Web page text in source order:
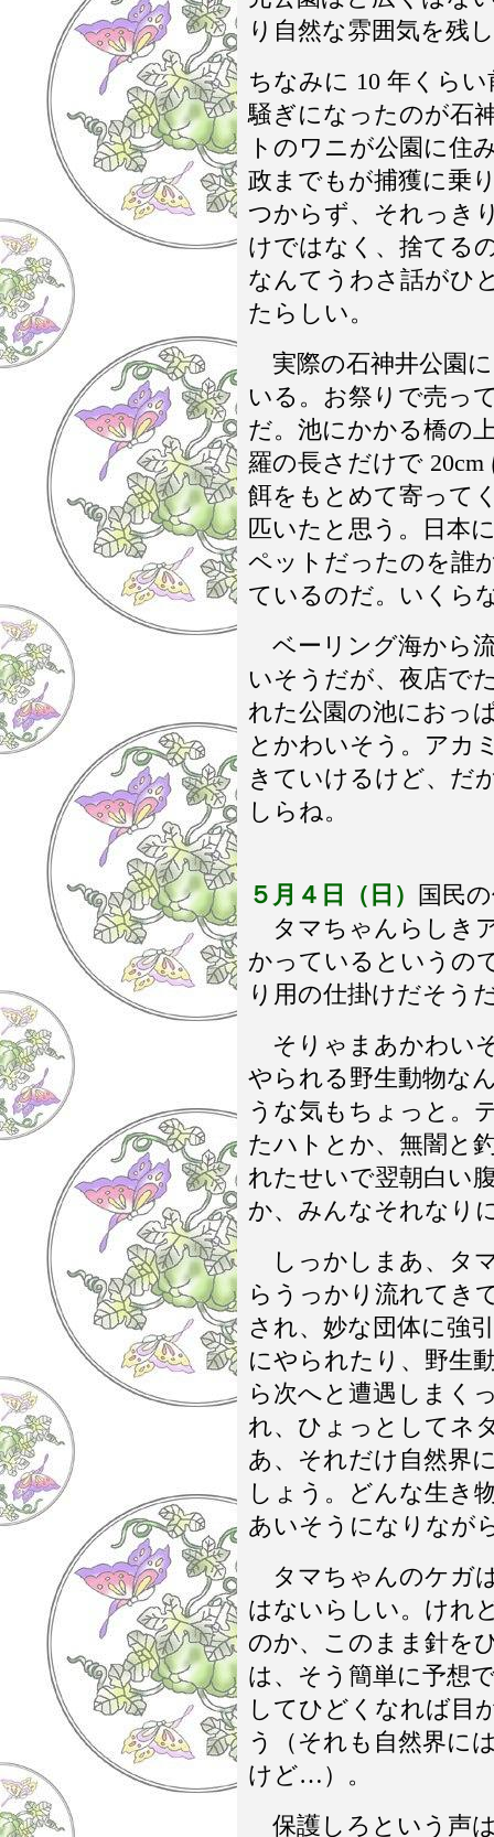
り自然な雰囲気を残
ちなみに 10 年くら
騒ぎになったのが石
トのワニが公園に住
政までもが捕獲に乗
つからず、それっき
けではなく、捨てる
なんてうわさ話がひ
たらしい。
実際の石神井公園
いる。お祭りで売っ
だ。池にかかる橋の
羅の長さだけで
餌をもとめて寄って
匹いたと思う。日本
ペットだったのを誰
ているのだ。いくら
ベーリング海から
いそうだが、夜店で
れた公園の池におっ
とかわいそう。アカ
きていけるけど、だ
しらね。
５月４日（日）
国民
タマちゃんらしき
かっているというの
り用の仕掛けだそう
そりゃまあかわい
やられる野生動物な
うな気もちょっと。
たハトとか、無闇と
れたせいで翌朝白い
か、みんなそれなり
しっかしまあ、タ
らうっかり流れてき
され、妙な団体に強
にやられたり、野生
ら次へと遭遇しまく
れ、ひょっとしてネ
あ、それだけ自然界
しょう。どんな生き
あいそうになりなが
タマちゃんのケガ
はないらしい。けれ
のか、このまま針を
は、そう簡単に予想
してひどくなれば目
う（それも自然界に
けど…）。
保護しろという声